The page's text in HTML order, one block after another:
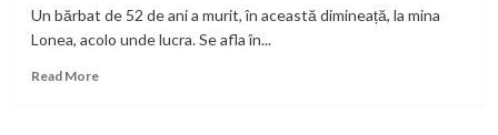
ani
din
violată
Un bărbat de 52 de ani a murit, în această dimineață, la mina
Lonea, acolo unde lucra. Se afla în...
Read MoreRead